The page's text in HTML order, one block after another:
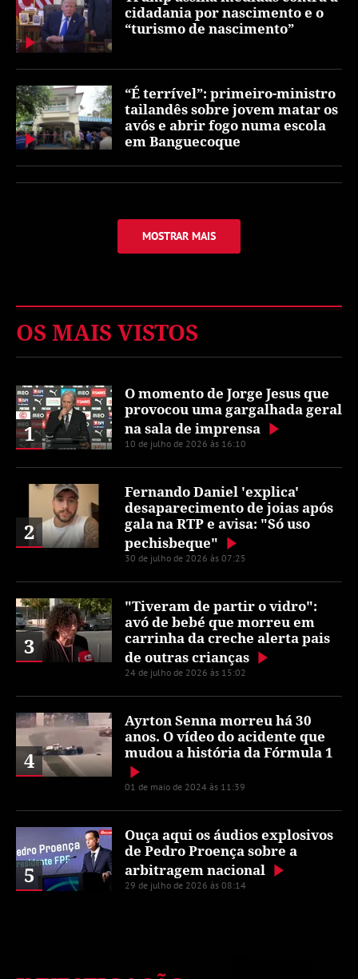
cidadania por nascimento e o
“turismo de nascimento”
“É terrível”: primeiro-ministro
tailandês sobre jovem matar os
avós e abrir fogo numa escola
em Banguecoque
MOSTRAR MAIS
OS MAIS VISTOS
1
O momento de Jorge Jesus que
provocou uma gargalhada geral
na sala de imprensa
10 de julho de 2026 às 16:10
2
Fernando Daniel 'explica'
desaparecimento de joias após
gala na RTP e avisa: "Só uso
pechisbeque"
30 de julho de 2026 às 07:25
3
"Tiveram de partir o vidro":
avó de bebé que morreu em
carrinha da creche alerta pais
de outras crianças
24 de julho de 2026 às 15:02
4
Ayrton Senna morreu há 30
anos. O vídeo do acidente que
mudou a história da Fórmula 1
01 de maio de 2024 às 11:39
5
Ouça aqui os áudios explosivos
de Pedro Proença sobre a
arbitragem nacional
29 de julho de 2026 às 08:14